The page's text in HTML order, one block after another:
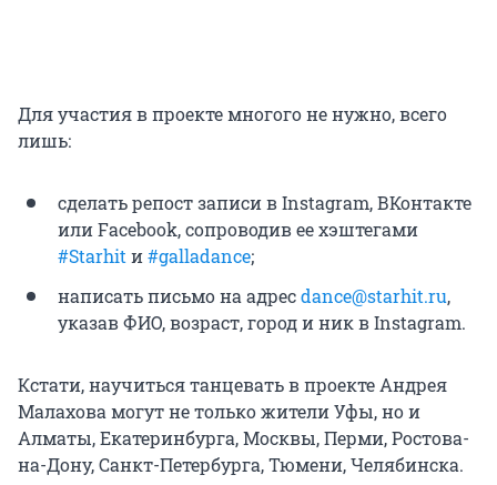
Для участия в проекте многого не нужно, всего
лишь:
сделать репост записи в Instagram, ВКонтакте
или Facebook, сопроводив ее хэштегами
#Starhit и#galladance;
написать письмо на адресdance@starhit.ru,
указав ФИО, возраст, город и ник в Instagram.
Кстати, научиться танцевать в проекте Андрея
Малахова могут не только жители Уфы, но и
Алматы, Екатеринбурга, Москвы, Перми, Ростова-
на-Дону, Санкт-Петербурга, Тюмени, Челябинска.